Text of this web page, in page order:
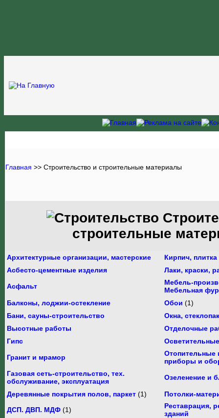
Главная >> Строительство и строительные материалы
строительные
Архитектурные организации, мастерские
Кирпич,
Асбесто-цементные изделия
Лаки, краски,
Асфальт
Мебель-
Мебельная
Балконы, лоджии-остекление
Обои (1)
Бани, сауны-строительство
Окна,
Высотные работы
Отделочные
Гипс
Гранит и мрамор
Отопительные
приборы и
Газовая сеть-строительство, тех.
обслуживание, эксплуатация
Озеленение и
Деревянные покрытия полов, паркет (1)
Потолки-
ДСП. ДВП. МДФ (1)
Реставрация,
зданий